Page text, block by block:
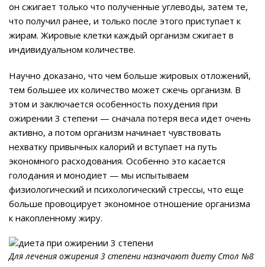
он сжигает только что полученные углеводы, затем те,
что получил ранее, и только после этого приступает к
жирам. Жировые клетки каждый организм сжигает в
индивидуальном количестве.
Научно доказано, что чем больше жировых отложений,
тем большее их количество может сжечь организм. В
этом и заключается особенность похудения при
ожирении 3 степени — сначала потеря веса идет очень
активно, а потом организм начинает чувствовать
нехватку привычных калорий и вступает на путь
экономного расходования. Особенно это касается
голодания и монодиет — мы испытываем
физиологический и психологический стрессы, что еще
больше провоцирует экономное отношение организма
к накопленному жиру.
Для лечения ожирения 3 степени назначают диету Стол №8